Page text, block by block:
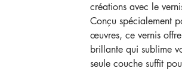
créations avec le
Conçu spécialement
œuvres, ce vernis
brillante qui sublime
seule couche suffit